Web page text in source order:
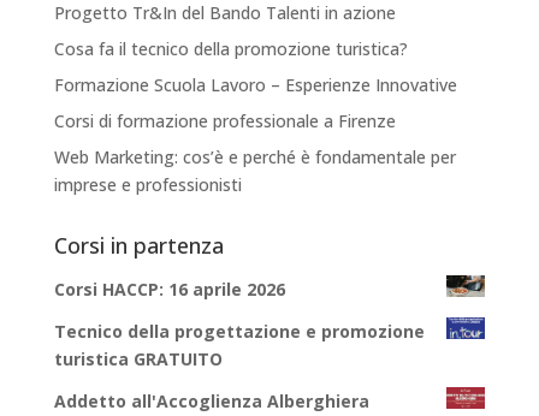
Progetto Tr&In del Bando Talenti in azione
Cosa fa il tecnico della promozione turistica?
Formazione Scuola Lavoro – Esperienze Innovative
Corsi di formazione professionale a Firenze
Web Marketing: cos’è e perché è fondamentale per
imprese e professionisti
Corsi in partenza
Corsi HACCP: 16 aprile 2026
Tecnico della progettazione e promozione
turistica GRATUITO
Addetto all'Accoglienza Alberghiera